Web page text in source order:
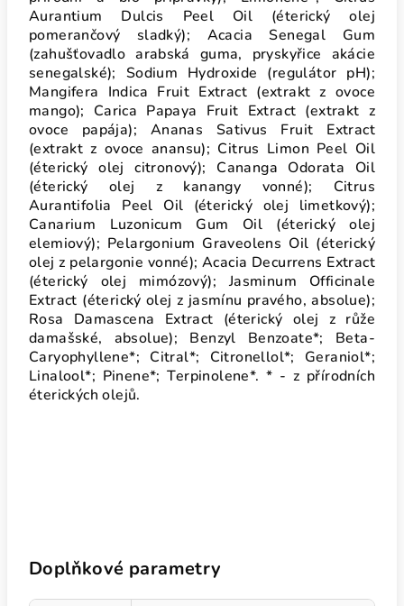
Aurantium Dulcis Peel Oil (éterický olej
pomerančový sladký); Acacia Senegal Gum
(zahušťovadlo arabská guma, pryskyřice akácie
senegalské); Sodium Hydroxide (regulátor pH);
Mangifera Indica Fruit Extract (extrakt z ovoce
mango); Carica Papaya Fruit Extract (extrakt z
ovoce papája); Ananas Sativus Fruit Extract
(extrakt z ovoce anansu); Citrus Limon Peel Oil
(éterický olej citronový); Cananga Odorata Oil
(éterický olej z kanangy vonné); Citrus
Aurantifolia Peel Oil (éterický olej limetkový);
Canarium Luzonicum Gum Oil (éterický olej
elemiový); Pelargonium Graveolens Oil (éterický
olej z pelargonie vonné); Acacia Decurrens Extract
(éterický olej mimózový); Jasminum Officinale
Extract (éterický olej z jasmínu pravého, absolue);
Rosa Damascena Extract (éterický olej z růže
damašské, absolue); Benzyl Benzoate*; Beta-
Caryophyllene*; Citral*; Citronellol*; Geraniol*;
Linalool*; Pinene*; Terpinolene*. * - z přírodních
éterických olejů.
Doplňkové parametry